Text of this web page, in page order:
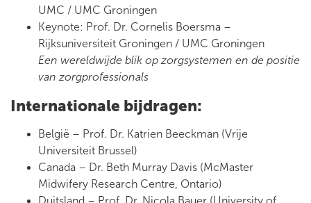
UMC / UMC Groningen
Keynote: Prof. Dr. Cornelis Boersma –
Rijksuniversiteit Groningen / UMC Groningen
Een wereldwijde blik op zorgsystemen en de positie
van zorgprofessionals
Internationale bijdragen:
België – Prof. Dr. Katrien Beeckman (Vrije
Universiteit Brussel)
Canada – Dr. Beth Murray Davis (McMaster
Midwifery Research Centre, Ontario)
Duitsland – Prof. Dr. Nicola Bauer (University of